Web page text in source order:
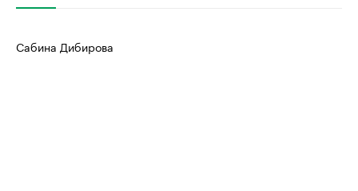
Сабина Дибирова